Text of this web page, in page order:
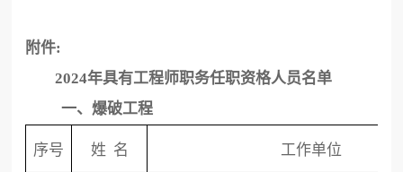
附件:
2024年具有工程师职务任职资格人员名单
一、爆破工程
序号 姓 名 工作单位